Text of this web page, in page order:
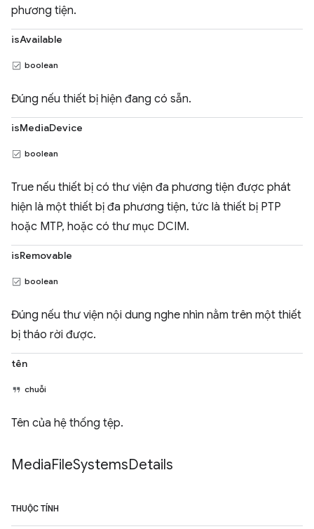
phương tiện.
isAvailable
boolean
Đúng nếu thiết bị hiện đang có sẵn.
isMediaDevice
boolean
True nếu thiết bị có thư viện đa phương tiện được phát
hiện là một thiết bị đa phương tiện, tức là thiết bị PTP
hoặc MTP, hoặc có thư mục DCIM.
isRemovable
boolean
Đúng nếu thư viện nội dung nghe nhìn nằm trên một thiết
bị tháo rời được.
tên
chuỗi
Tên của hệ thống tệp.
MediaFileSystemsDetails
THUỘC TÍNH